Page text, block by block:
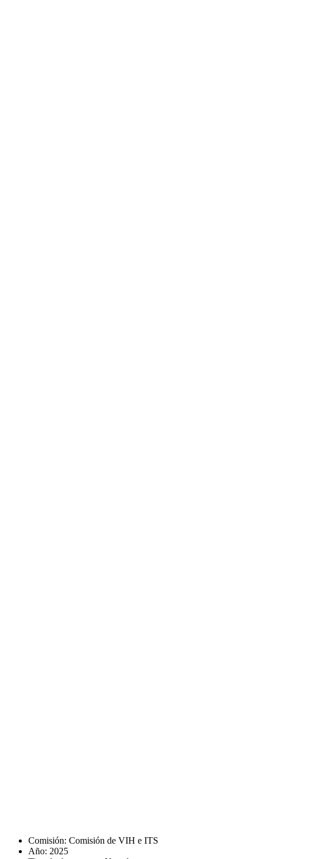
Comisión: Comisión de VIH e ITS
Año: 2025